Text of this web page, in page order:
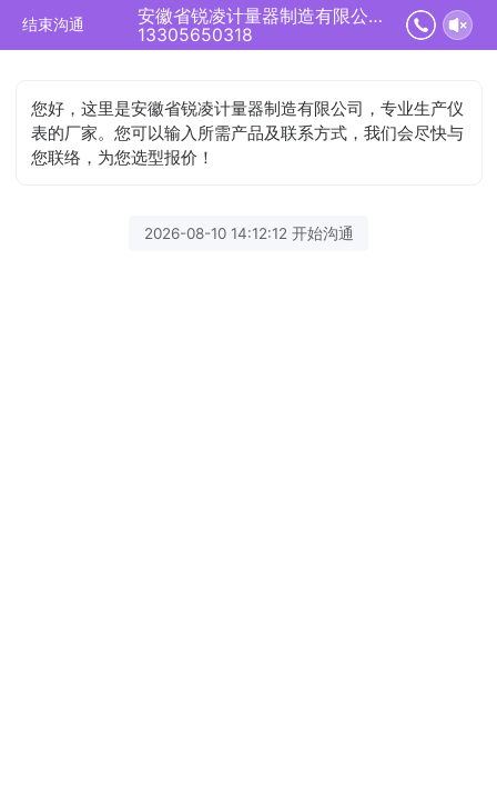
结束沟通
安徽省锐凌计量器制造有限公司正在为您服务
13305650318
您好，这里是安徽省锐凌计量器制造有限公司，专业生产仪
表的厂家。您可以输入所需产品及联系方式，我们会尽快与
您联络，为您选型报价！
2026-08-10 14:12:12 开始沟通